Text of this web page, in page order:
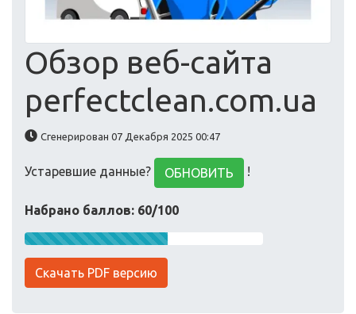
Обзор веб-сайта
perfectclean.com.ua
Сгенерирован 07 Декабря 2025 00:47
Устаревшие данные? ОБНОВИТЬ !
Набрано баллов: 60/100
Скачать PDF версию